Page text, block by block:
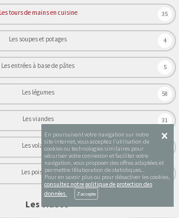
En poursuivant votre navigation sur notre
site internet, vous acceptez l’utilisation de
cookies ou technologies similaires pour
sécuriser votre connexion et faciliter votre
navigation, vous proposer des offres adaptées et
permettre l’élaboration de statistiques...
Pour en savoir plus ou pour désactiver les cookies,
consultez notre politique de protection des
données.
Les tours de mains en cuisine 35
Les soupes et potages 4
Les entrées à base de pâtes 5
Les légumes 58
Les viandes 31
Les volailles
Les poissons
Les vidéos